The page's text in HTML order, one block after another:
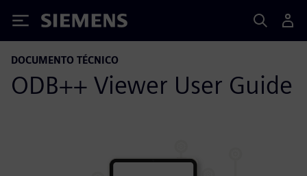
Siemens
DOCUMENTO TÉCNICO
ODB++ Viewer User Guide